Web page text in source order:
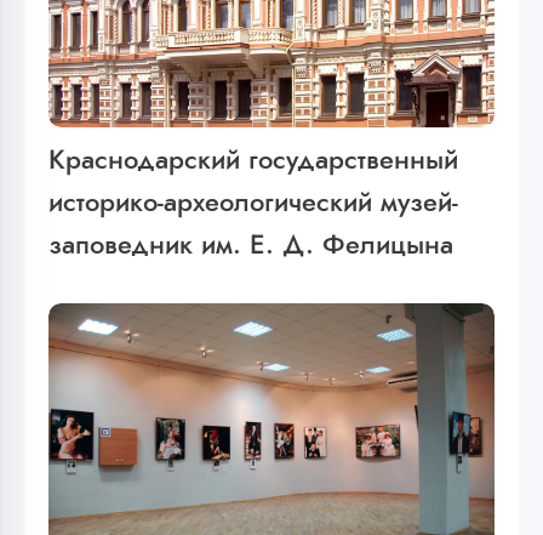
Краснодарский государственный
историко-археологический музей-
заповедник им. Е. Д. Фелицына